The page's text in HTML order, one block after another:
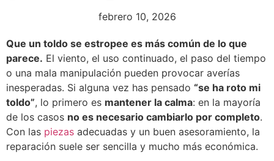
febrero 10, 2026
Que un toldo se estropee es más común de lo que
parece. El viento, el uso continuado, el paso del tiempo
o una mala manipulación pueden provocar averías
inesperadas. Si alguna vez has pensado “se ha roto mi
toldo”, lo primero es mantener la calma: en la mayoría
de los casos no es necesario cambiarlo por completo.
Con las piezas adecuadas y un buen asesoramiento, la
reparación suele ser sencilla y mucho más económica.